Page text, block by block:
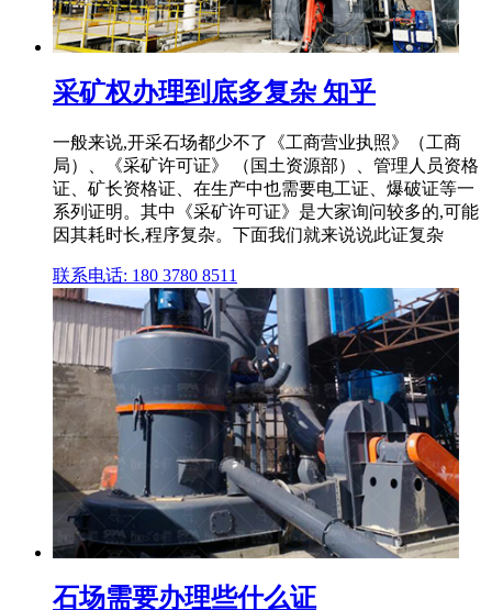
采矿权办理到底多复杂 知乎
一般来说,开采石场都少不了《工商营业执照》（工商
局）、《采矿许可证》 （国土资源部）、管理人员资格
证、矿长资格证、在生产中也需要电工证、爆破证等一
系列证明。其中《采矿许可证》是大家询问较多的,可能
因其耗时长,程序复杂。下面我们就来说说此证复杂
联系电话: 180 3780 8511
石场需要办理些什么证